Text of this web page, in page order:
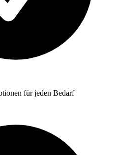
für jeden Bedarf